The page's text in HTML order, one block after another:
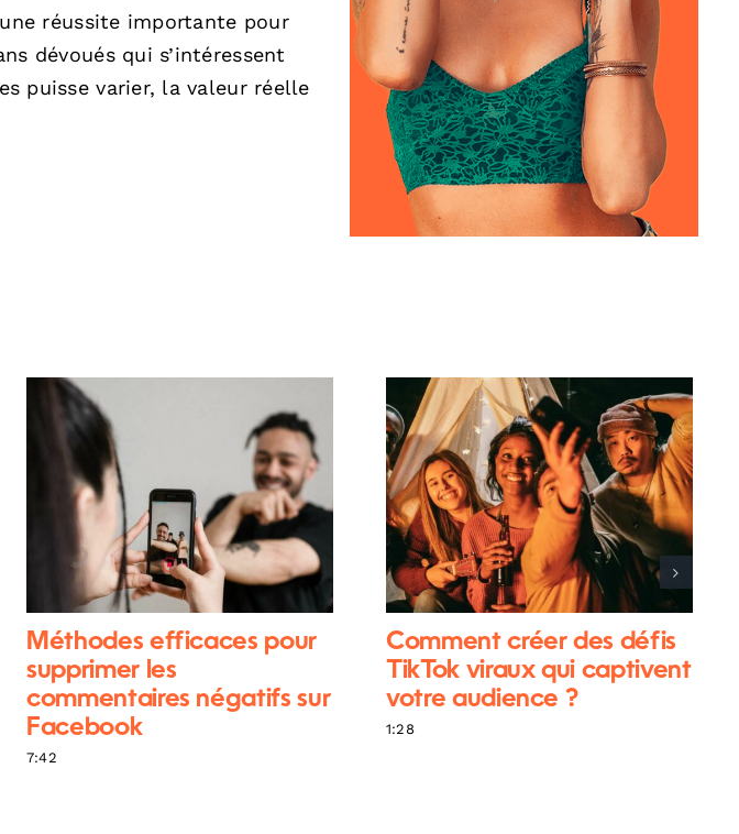
réussite importante pour
dévoués qui s’intéressent
puisse varier, la valeur réelle
Méthodes efficaces pour
supprimer les
commentaires négatifs sur
Facebook
7:42
Comment créer des défis
TikTok viraux qui captivent
votre audience ?
1:28